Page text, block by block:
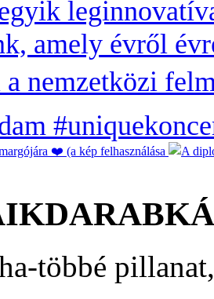
❤️ (a kép felhasználása
többé